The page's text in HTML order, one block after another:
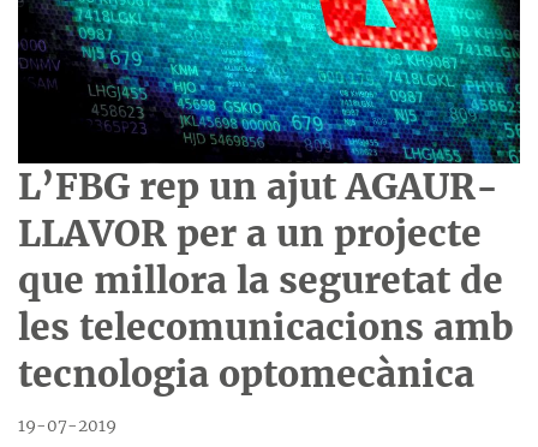
L’FBG rep un ajut AGAUR-
LLAVOR per a un projecte
que millora la seguretat de
les telecomunicacions amb
tecnologia optomecànica
19-07-2019